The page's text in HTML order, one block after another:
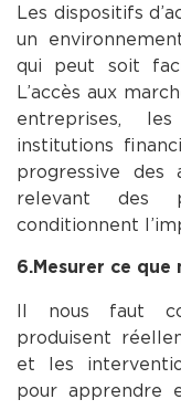
Les dispositifs
un
qui peut soit
L’accès aux
entreprises,
institutions
progressive des
relevant des
conditionnent
6.Mesurer ce
Il nous faut
produisent
et les
pour apprendre